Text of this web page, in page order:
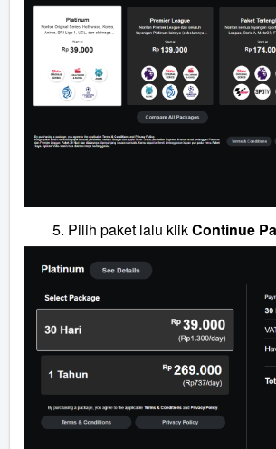
Pilih paket lalu klikContinue